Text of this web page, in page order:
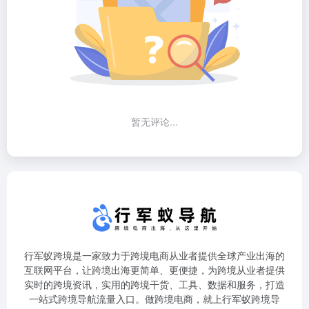
暂无评论...
行军蚁跨境是一家致力于跨境电商从业者提供全球产业出海的
互联网平台，让跨境出海更简单、更便捷，为跨境从业者提供
实时的跨境资讯，实用的跨境干货、工具、数据和服务，打造
一站式跨境导航流量入口。做跨境电商，就上行军蚁跨境导